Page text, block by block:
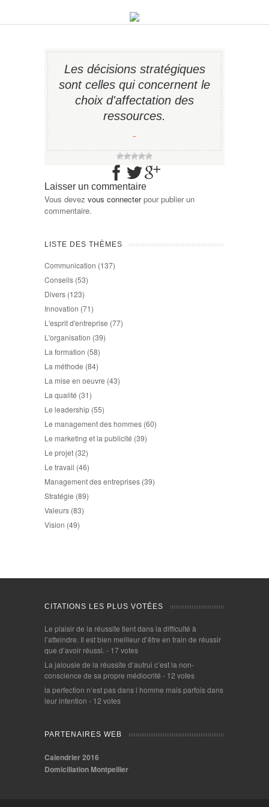
Les décisions stratégiques
sont celles qui concernent le
choix d'affectation des
ressources.
−
Laisser un commentaire
Vous devez vous connecterpour publier un
commentaire.
LISTE DES THÈMES
Communication (137)
Conseils (53)
Divers (123)
Innovation (71)
L'esprit d'entreprise (77)
L'organisation (39)
La formation (58)
La méthode (84)
La mise en oeuvre (43)
La qualité (31)
Le leadership (55)
Le management des hommes (60)
Le marketing et la publicité (39)
Le projet (32)
Le travail (46)
Management des entreprises (39)
Stratégie (89)
Valeurs (83)
Vision (49)
CITATIONS LES PLUS VOTÉES
Le plaisir de la réussite tient dans la difficulté à
l’atteindre. Il est bien meilleur d’être en train de réussir
que d’avoir réussi. - 17 votes
La jalousie de la réussite d’autrui c’est la non-
conscience de sa propre médiocrité - 12 votes
la perfection n’est pas dans l homme mais parfois dans
leur intention - 12 votes
PARTENAIRES WEB
Calendrier 2016
Domiciliation Montpellier